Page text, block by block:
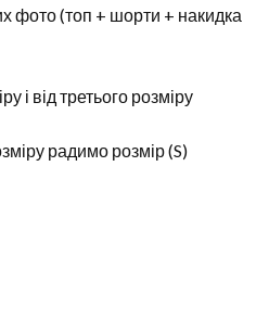
фото (топ + шорти + накидка
і від третього розміру
радимо розмір (S)